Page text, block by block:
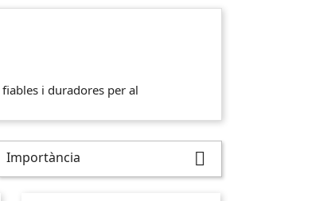
i duradores per al
Importància 